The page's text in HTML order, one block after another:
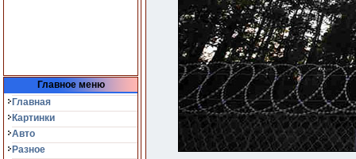
Главное меню
Главная
Картинки
Авто
Разное